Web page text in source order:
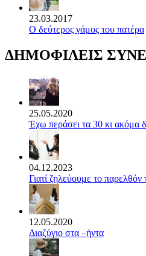
23.03.2017
Ο δεύτερος γάμος του πατέρα
ΔΗΜΟΦΙΛΕΙΣ
25.05.2020
Έχω περάσει τα 30 κι ακόμα
04.12.2023
Γιατί ζηλεύουμε το
12.05.2020
Διαζύγιο στα –ήντα